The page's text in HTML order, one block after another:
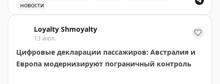
новости
Loyalty Shmoyalty
13 июл.
Цифровые декларации пассажиров: Австралия и
Европа модернизируют пограничный контроль